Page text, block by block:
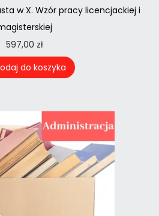
w X. Wzór pracy licencjackiej i
597,00 zł
do koszyka